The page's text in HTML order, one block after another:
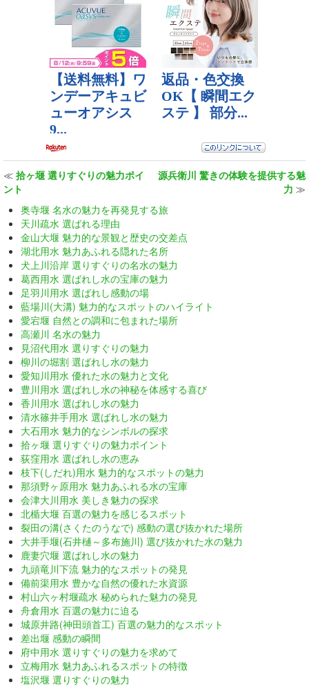
≪ 拾ヶ堰 選りすぐりの魅力ポイ
ント
源兵衛川 驚きの体験を提供する魅
力 ≫
奥寺堰 名水の魅力を再発見する旅
天川疏水 選ばれる理由
金山大堰 魅力的な景観と歴史の交差点
湖北用水 魅力あふれる隠れた名所
犬上川沿岸 選りすぐりの名水の魅力
葛西用水 選ばれし水の宝庫の魅力
足羽川用水 選ばれし感動の場
藍場川(大溝) 魅力的なスポットのハイライト
愛宕堰 自然との調和に包まれた場所
高瀬川 名水の魅力
見沼代用水 選りすぐりの魅力
柳川の堀割 選ばれし水の魅力
愛知川用水 優れた水の魅力と文化
豊川用水 選ばれし水の神秘を体感する喜び
香川用水 選ばれし水の魅力
清水篠井手用水 選ばれし水の魅力
大石用水 魅力的なシンボルの探求
拾ヶ堰 選りすぐりの魅力ポイント
荻窪用水 選ばれし水の恵み
枝下(しだれ)用水 魅力的なスポットの魅力
那須野ヶ原用水 魅力あふれる水の宝庫
会津大川用水 美しき魅力の探求
北楯大堰 百選の魅力を感じるスポット
裂田の溝(さくたのうなで) 感動の選び抜かれた場所
大井手堰(石井樋～多布施川) 選び抜かれた水の魅力
鹿妻穴堰 選ばれし水の魅力
九頭竜川下流 魅力的なスポットの発見
備前渠用水 豊かな自然の優れた水資源
村山六ヶ村堰疏水 秘められた魅力の発見
舟倉用水 百選の魅力に迫る
城原井路(神田頭首工) 百選の魅力的なスポット
差出堰 感動の瞬間
府中用水 選りすぐりの魅力を求めて
立梅用水 魅力あふれるスポットの特徴
塩沢堰 選りすぐりの魅力